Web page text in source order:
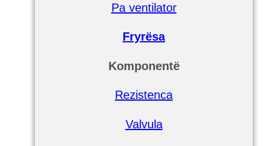
Pa ventilator
Fryrësa
Komponentë
Rezistenca
Valvula